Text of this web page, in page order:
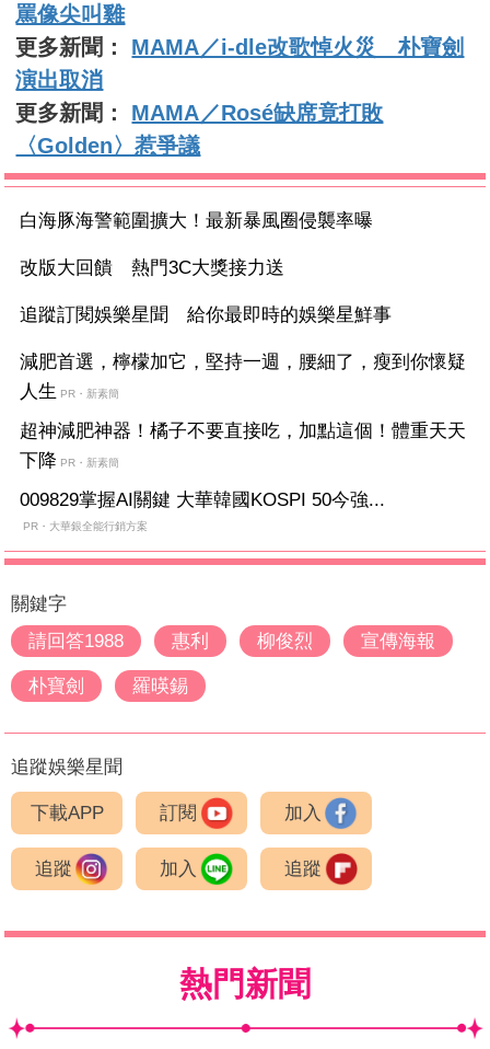
罵像尖叫雞
更多新聞： MAMA／i-dle改歌悼火災 朴寶劍
演出取消
更多新聞： MAMA／Rosé缺席竟打敗
〈Golden〉惹爭議
白海豚海警範圍擴大！最新暴風圈侵襲率曝
改版大回饋 熱門3C大獎接力送
追蹤訂閱娛樂星聞 給你最即時的娛樂星鮮事
減肥首選，檸檬加它，堅持一週，腰細了，瘦到你懷疑
人生 PR・新素簡
超神減肥神器！橘子不要直接吃，加點這個！體重天天
下降 PR・新素簡
009829掌握AI關鍵 大華韓國KOSPI 50今強...
PR・大華銀全能行銷方案
關鍵字
請回答1988
惠利 柳俊烈 宣傳海報
朴寶劍 羅暎錫
追蹤娛樂星聞
下載APP 訂閱 加入
追蹤 加入 追蹤
熱門新聞